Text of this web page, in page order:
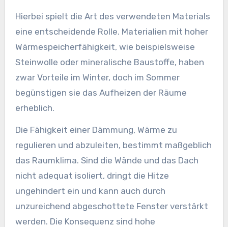
Hierbei spielt die Art des verwendeten Materials
eine entscheidende Rolle. Materialien mit hoher
Wärmespeicherfähigkeit, wie beispielsweise
Steinwolle oder mineralische Baustoffe, haben
zwar Vorteile im Winter, doch im Sommer
begünstigen sie das Aufheizen der Räume
erheblich.
Die Fähigkeit einer Dämmung, Wärme zu
regulieren und abzuleiten, bestimmt maßgeblich
das Raumklima. Sind die Wände und das Dach
nicht adequat isoliert, dringt die Hitze
ungehindert ein und kann auch durch
unzureichend abgeschottete Fenster verstärkt
werden. Die Konsequenz sind hohe